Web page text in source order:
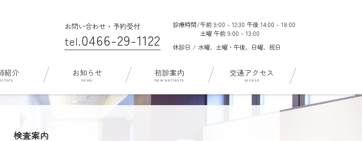
お問い合わせ・予約受付
tel.0466-29-1122
診療時間/午前 9:00 - 12:30 午後 14:00 - 18:00
土曜 午前 9:00 - 13:00
休診日 / 水曜、土曜・午後、日曜、祝日
紹介 お知らせ 初診案内 交通アクセス
検査案内